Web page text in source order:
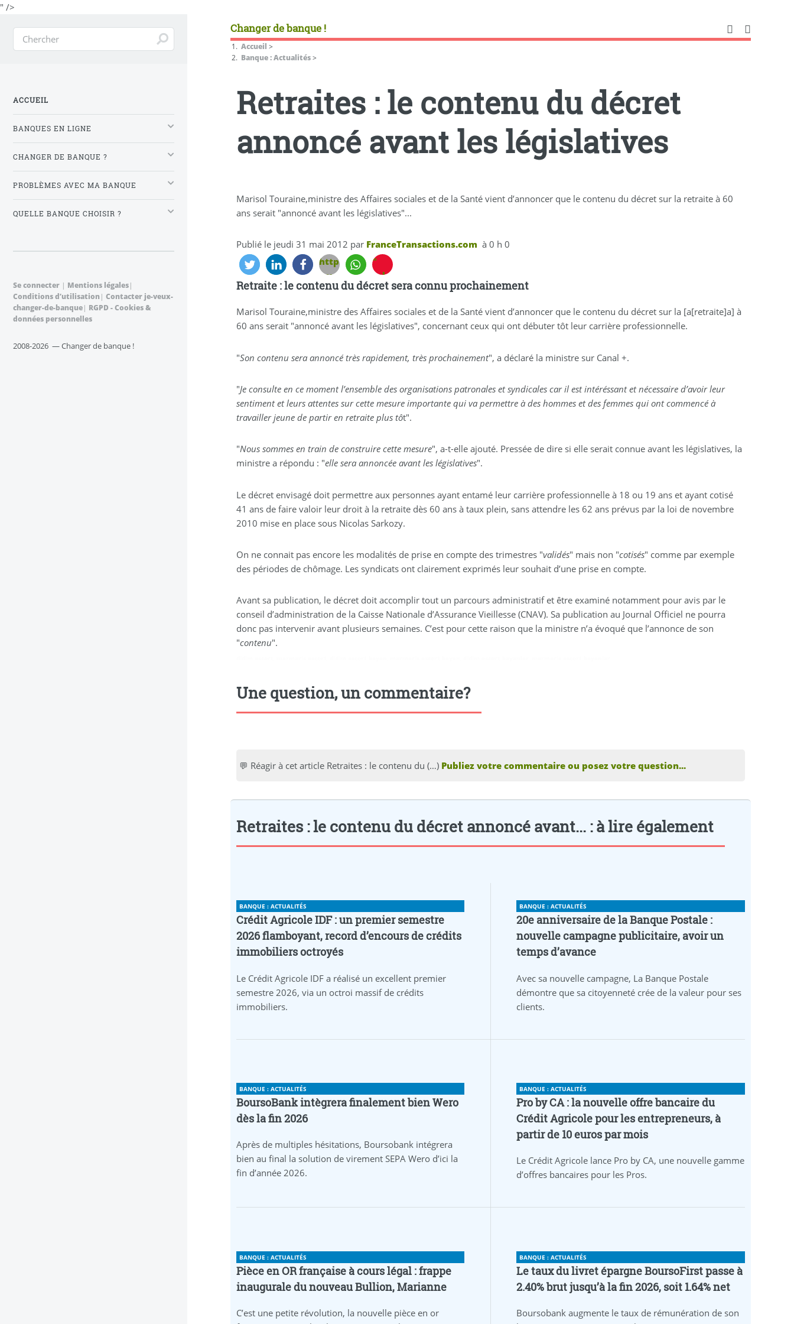
" />
Changer de banque !
Accueil >
Banque : Actualités>
Retraites : le contenu du décret
annoncé avant les législatives
Marisol Touraine,ministre des Affaires sociales et de la Santé vient d’annoncer que le contenu du décret sur la retraite à 60
ans serait "annoncé avant les législatives"...
Publié le jeudi 31 mai 2012 par FranceTransactions.com à 0 h 0
https://www.je-
veux-
changer-
banque.fr/banque-
actualites/retraites-
contenu-
decret-
annonce-
avant-
legislatives.html&subject=A
lire
Retraites :
du
décret
avant
les
législatives"
par
courriel"
aria-
par
role="button"
nofollow"
class="shariff-
"
role="button"
target="_blank"
nofollow"
title="Pin
sur
!"
class="shariff-
link"
color:#e70f2f;color:#fff">
Retraite : le contenu du décret sera connu prochainement
Marisol Touraine,ministre des Affaires sociales et de la Santé vient d’annoncer que le contenu du décret sur la [a[retraite]a] à
60 ans serait "annoncé avant les législatives", concernant ceux qui ont débuter tôt leur carrière professionnelle.
"Son contenu sera annoncé très rapidement, très prochainement", a déclaré la ministre sur Canal +.
"Je consulte en ce moment l’ensemble des organisations patronales et syndicales car il est intéréssant et nécessaire d’avoir leur
sentiment et leurs attentes sur cette mesure importante qui va permettre à des hommes et des femmes qui ont commencé à
travailler jeune de partir en retraite plus tôt".
"Nous sommes en train de construire cette mesure", a-t-elle ajouté. Pressée de dire si elle serait connue avant les législatives, la
ministre a répondu : "elle sera annoncée avant les législatives".
Le décret envisagé doit permettre aux personnes ayant entamé leur carrière professionnelle à 18 ou 19 ans et ayant cotisé
41 ans de faire valoir leur droit à la retraite dès 60 ans à taux plein, sans attendre les 62 ans prévus par la loi de novembre
2010 mise en place sous Nicolas Sarkozy.
On ne connait pas encore les modalités de prise en compte des trimestres "validés" mais non "cotisés" comme par exemple
des périodes de chômage. Les syndicats ont clairement exprimés leur souhait d’une prise en compte.
Avant sa publication, le décret doit accomplir tout un parcours administratif et être examiné notamment pour avis par le
conseil d’administration de la Caisse Nationale d’Assurance Vieillesse (CNAV). Sa publication au Journal Officiel ne pourra
donc pas intervenir avant plusieurs semaines. C’est pour cette raison que la ministre n’a évoqué que l’annonce de son
"contenu".
Une question, un commentaire?
💬 Réagir à cet article Retraites : le contenu du (…) Publiez votre commentaire ou posez votre question...
Retraites : le contenu du décret annoncé avant... : à lire également
BANQUE : ACTUALITÉS
Crédit Agricole IDF : un premier semestre
2026 flamboyant, record d’encours de crédits
immobiliers octroyés
Le Crédit Agricole IDF a réalisé un excellent premier
semestre 2026, via un octroi massif de crédits
immobiliers.
BANQUE : ACTUALITÉS
20e anniversaire de la Banque Postale :
nouvelle campagne publicitaire, avoir un
temps d’avance
Avec sa nouvelle campagne, La Banque Postale
démontre que sa citoyenneté crée de la valeur pour ses
clients.
BANQUE : ACTUALITÉS
BoursoBank intègrera finalement bien Wero
dès la fin 2026
Après de multiples hésitations, Boursobank intégrera
bien au final la solution de virement SEPA Wero d’ici la
fin d’année 2026.
BANQUE : ACTUALITÉS
Pro by CA : la nouvelle offre bancaire du
Crédit Agricole pour les entrepreneurs, à
partir de 10 euros par mois
Le Crédit Agricole lance Pro by CA, une nouvelle gamme
d’offres bancaires pour les Pros.
BANQUE : ACTUALITÉS
Pièce en OR française à cours légal : frappe
inaugurale du nouveau Bullion, Marianne
C’est une petite révolution, la nouvelle pièce en or
BANQUE : ACTUALITÉS
Le taux du livret épargne BoursoFirst passe à
2.40% brut jusqu’à la fin 2026, soit 1.64% net
Boursobank augmente le taux de rémunération de son
ACCUEIL
BANQUES EN LIGNE
CHANGER DE BANQUE ?
PROBLÈMES AVEC MA BANQUE
QUELLE BANQUE CHOISIR ?
Se connecter | Mentions légales|
Conditions d’utilisation| Contacter je-veux-
changer-de-banque| RGPD - Cookies &
données personnelles
2008-2026 — Changer de banque !